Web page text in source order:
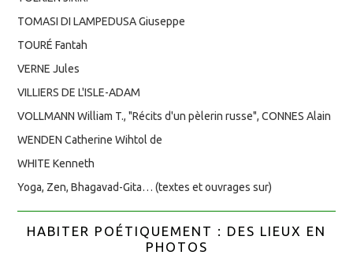
TOMASI DI LAMPEDUSA Giuseppe
TOURÉ Fantah
VERNE Jules
VILLIERS DE L'ISLE-ADAM
VOLLMANN William T., "Récits d'un pèlerin russe", CONNES Alain
WENDEN Catherine Wihtol de
WHITE Kenneth
Yoga, Zen, Bhagavad-Gita… (textes et ouvrages sur)
HABITER POÉTIQUEMENT : DES LIEUX EN
PHOTOS